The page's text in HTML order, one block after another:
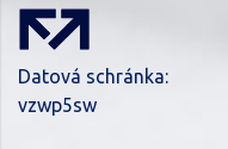
Datová schránka:
vzwp5sw